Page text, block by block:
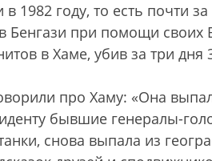
году, то есть почти за
Бенгази при помощи
в Хаме, убив за три дня
про Хаму: «Она
бывшие генералы-
снова выпала из